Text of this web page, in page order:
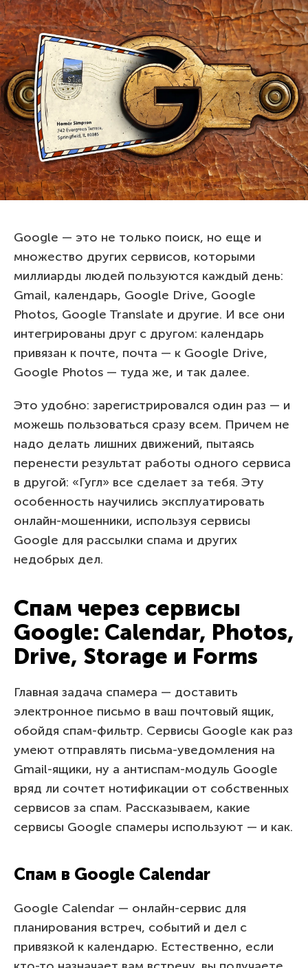
Google — это не только поиск, но еще и
множество других сервисов, которыми
миллиарды людей пользуются каждый день:
Gmail, календарь, Google Drive, Google
Photos, Google Translate и другие. И все они
интегрированы друг с другом: календарь
привязан к почте, почта — к Google Drive,
Google Photos — туда же, и так далее.
Это удобно: зарегистрировался один раз — и
можешь пользоваться сразу всем. Причем не
надо делать лишних движений, пытаясь
перенести результат работы одного сервиса
в другой: «Гугл» все сделает за тебя. Эту
особенность научились эксплуатировать
онлайн-мошенники, используя сервисы
Google для рассылки спама и других
недобрых дел.
Спам через сервисы
Google: Calendar, Photos,
Drive, Storage и Forms
Главная задача спамера — доставить
электронное письмо в ваш почтовый ящик,
обойдя спам-фильтр. Сервисы Google как раз
умеют отправлять письма-уведомления на
Gmail-ящики, ну а антиспам-модуль Google
вряд ли сочтет нотификации от собственных
сервисов за спам. Рассказываем, какие
сервисы Google спамеры используют — и как.
Спам в Google Calendar
Google Calendar — онлайн-сервис для
планирования встреч, событий и дел с
привязкой к календарю. Естественно, если